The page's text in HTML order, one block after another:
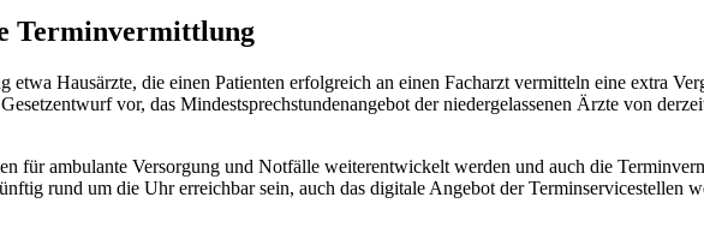
Terminvermittlung
etwa Hausärzte, die einen Patienten erfolgreich an einen Facharzt vermitteln eine extra
vor, das Mindestsprechstundenangebot der niedergelassenen Ärzte von
für ambulante Versorgung und Notfälle weiterentwickelt werden und auch die
rund um die Uhr erreichbar sein, auch das digitale Angebot der Terminservicestellen